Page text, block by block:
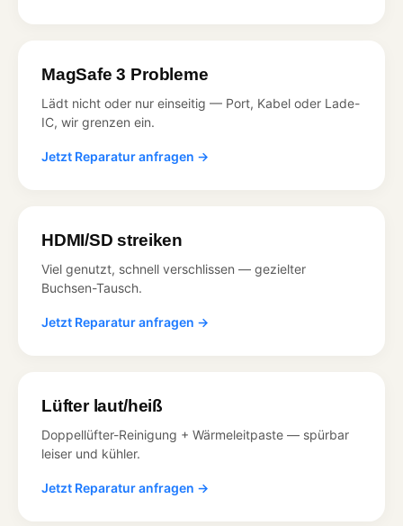
MagSafe 3 Probleme
Lädt nicht oder nur einseitig — Port, Kabel oder Lade-
IC, wir grenzen ein.
Jetzt Reparatur anfragen →
HDMI/SD streiken
Viel genutzt, schnell verschlissen — gezielter
Buchsen-Tausch.
Jetzt Reparatur anfragen →
Lüfter laut/heiß
Doppellüfter-Reinigung + Wärmeleitpaste — spürbar
leiser und kühler.
Jetzt Reparatur anfragen →